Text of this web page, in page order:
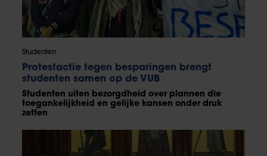
Studenten
Protestactie tegen besparingen brengt
studenten samen op de VUB
Studenten uiten bezorgdheid over plannen die
toegankelijkheid en gelijke kansen onder druk
zetten